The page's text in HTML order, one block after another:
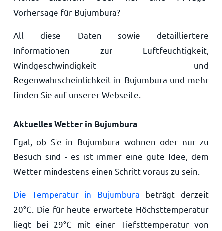
Vorhersage für Bujumbura?
All diese Daten sowie detailliertere
Informationen zur Luftfeuchtigkeit,
Windgeschwindigkeit und
Regenwahrscheinlichkeit in Bujumbura und mehr
finden Sie auf unserer Webseite.
Aktuelles Wetter in Bujumbura
Egal, ob Sie in Bujumbura wohnen oder nur zu
Besuch sind - es ist immer eine gute Idee, dem
Wetter mindestens einen Schritt voraus zu sein.
Die Temperatur in Bujumbura beträgt derzeit
20°C . Die für heute erwartete Höchsttemperatur
liegt bei 29°C mit einer Tiefsttemperatur von